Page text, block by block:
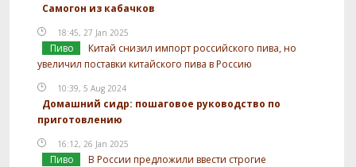
Самогон из кабачков
18:45, 27 Jan 2025
Пиво
Китай снизил импорт российского пива, но
увеличил поставки китайского пива в Россию
10:39, 5 Aug 2024
Домашний сидр: пошаговое руководство по
приготовлению
16:12, 26 Jan 2025
Пиво
В России предложили ввести строгие